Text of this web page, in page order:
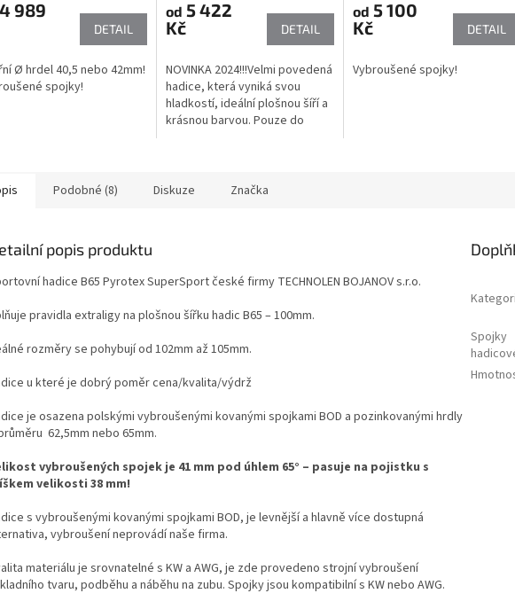
4 989
DETAIL
Ø hrdel 40,5 nebo 42mm!
spojky!
od 5 422
Kč
DETAIL
NOVINKA 2024!!!Velmi povedená
hadice, která vyniká svou
hladkostí, ideální plošnou šíří a
krásnou barvou. Pouze do
od 5 100
Kč
DETAIL
Vybroušené spojky!
Podobné (8) Diskuze Značka
popis produktu
hadice B65 Pyrotex SuperSport české firmy TECHNOLEN BOJANOV s.r.o.
pravidla extraligy na plošnou šířku hadic B65 – 100mm.
rozměry se pohybují od 102mm až 105mm.
u které je dobrý poměr cena/kvalita/výdrž
je osazena polskými vybroušenými kovanými spojkami BOD a pozinkovanými hrdly
62,5mm nebo 65mm.
vybroušených spojek je 41 mm pod úhlem 65° – pasuje na pojistku s
velikosti 38 mm!
s vybroušenými kovanými spojkami BOD, je levnější a hlavně více dostupná
vybroušení neprovádí naše firma.
materiálu je srovnatelné s KW a AWG, je zde provedeno strojní vybroušení
tvaru, podběhu a náběhu na zubu. Spojky jsou kompatibilní s KW nebo AWG.
Spojky